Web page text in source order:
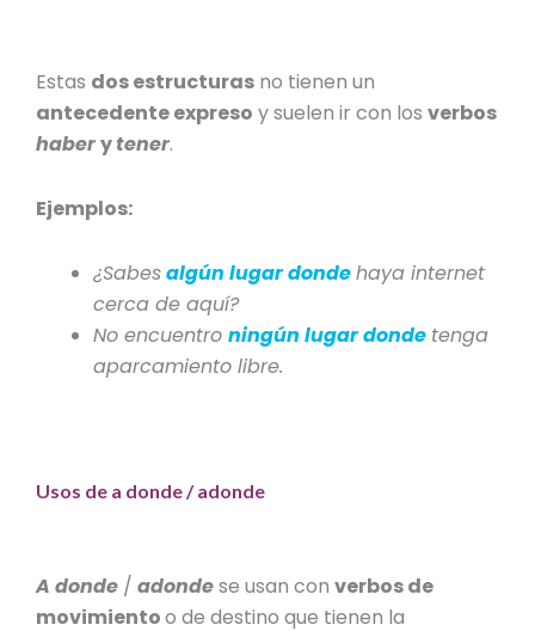
Estas dos estructuras no tienen un
antecedente expreso y suelen ir con losverbos
haberytener.
Ejemplos:
¿Sabesalgún lugar dondehaya internet
cerca de aquí?
No encuentroningún lugar donde tenga
aparcamiento libre.
Usos de a donde / adonde
A donde /adondese usan converbos de
movimientoo de destino que tienen la